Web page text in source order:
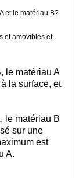
et le matériau B?
et amovibles et
matériau A
la surface, et
matériau B
sur une
est
A.